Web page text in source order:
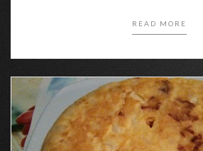
READ MORE